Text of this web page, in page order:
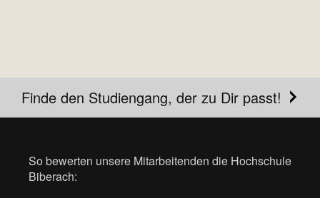
Finde den Studiengang, der zu Dir passt!
So bewerten unsere Mitarbeitenden die Hochschule
Biberach: